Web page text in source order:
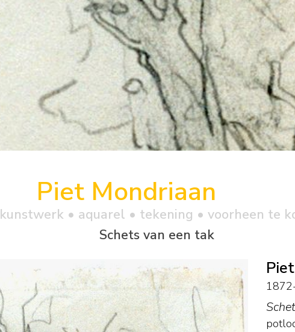
Piet Mondriaan
kunstwerk • aquarel • tekening • voorheen te
Schets van een tak